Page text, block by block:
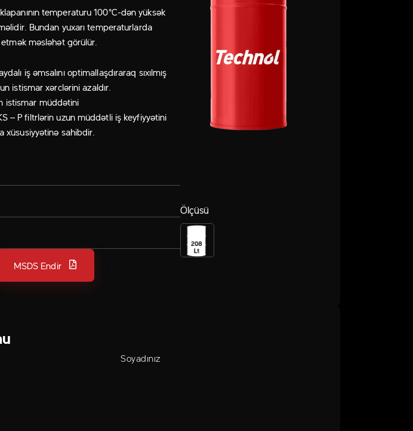
temperaturu 100°C-dən yüksək
Bundan yuxarı temperaturlarda
məsləhət görülür.
iş əmsalını optimallaşdıraraq sıxılmış
istismar xərclərini azaldır.
istismar müddətini
– P filtrlərin uzun müddətli iş keyfiyyətini
xüsusiyyətinə sahibdir.
MSDS Endir
Ölçüsü